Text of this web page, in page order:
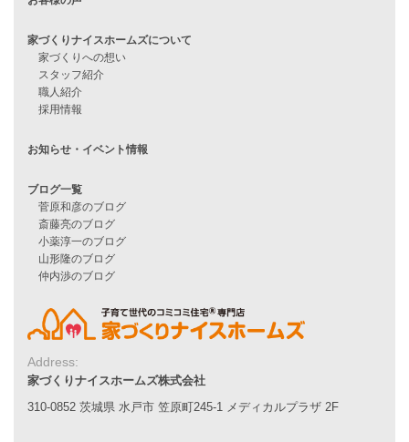
見学会情報
住宅ローンに不安がある方へ
住宅ローン審査に落ちた方・
他社で無理だと言われた方へ
住宅ローンのよくある質問
月収25万円で家を建てる方法
Line Up
WOOD BOX
ハピネスシリーズ
Smart2030
Sシリーズ
Address:
家づくりナイスホームズ株式会社
310-0852 茨城県 水戸市 笠原町245-1 メディカルプラザ 2F